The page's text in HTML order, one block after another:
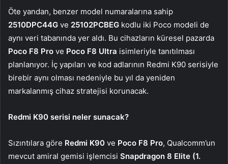
Öte yandan, benzer model numaralarına sahip
2510DPC44G ve 25102PCBEG kodlu iki Poco modeli de
aynı veri tabanında yer aldı. Bu cihazların küresel pazarda
Poco F8 Pro ve Poco F8 Ultra isimleriyle tanıtılması
planlanıyor. İç yapıları ve kod adlarının Redmi K90 serisiyle
birebir aynı olması nedeniyle bu yıl da yeniden
markalanmış cihaz stratejisi korunacak.
Redmi K90 serisi neler sunacak?
Sızıntılara göre Redmi K90 ve Poco F8 Pro, Qualcomm’un
mevcut amiral gemisi işlemcisi Snapdragon 8 Elite (1.